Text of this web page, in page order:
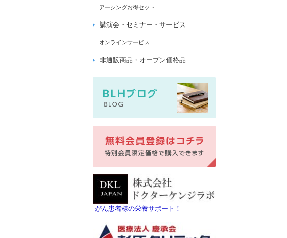
アーシングお得セット
講演会・セミナー・サービス
オンラインサービス
非通販商品・オープン価格品
がん患者様の栄養サポート！